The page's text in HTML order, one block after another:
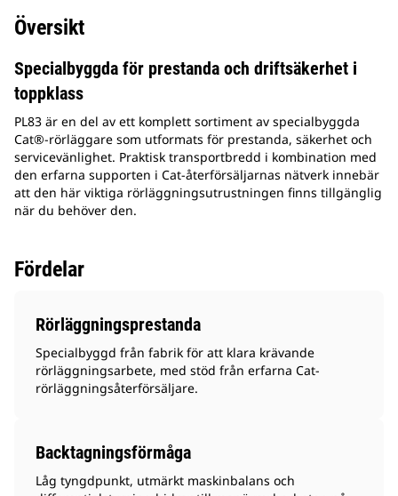
Översikt
Specialbyggda för prestanda och driftsäkerhet i
toppklass
PL83 är en del av ett komplett sortiment av specialbyggda
Cat®-rörläggare som utformats för prestanda, säkerhet och
servicevänlighet. Praktisk transportbredd i kombination med
den erfarna supporten i Cat-återförsäljarnas nätverk innebär
att den här viktiga rörläggningsutrustningen finns tillgänglig
när du behöver den.
Fördelar
Rörläggningsprestanda
Specialbyggd från fabrik för att klara krävande
rörläggningsarbete, med stöd från erfarna Cat-
rörläggningsåterförsäljare.
Backtagningsförmåga
Låg tyngdpunkt, utmärkt maskinbalans och